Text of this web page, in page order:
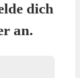
dich
an.